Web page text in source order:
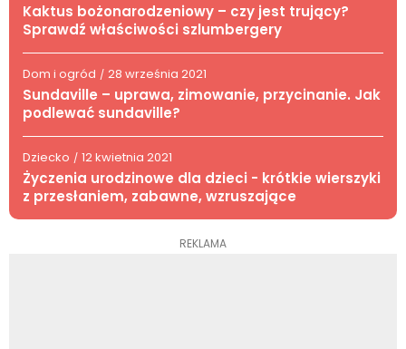
Kaktus bożonarodzeniowy – czy jest trujący?
Sprawdź właściwości szlumbergery
Dom i ogród / 28 września 2021
Sundaville – uprawa, zimowanie, przycinanie. Jak
podlewać sundaville?
Dziecko / 12 kwietnia 2021
Życzenia urodzinowe dla dzieci - krótkie wierszyki
z przesłaniem, zabawne, wzruszające
REKLAMA